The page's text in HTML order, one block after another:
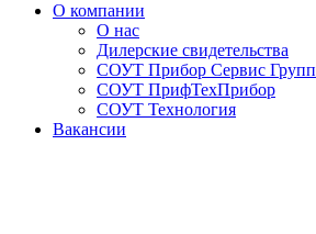
О компании
О нас
Дилерские свидетельства
СОУТ Прибор Сервис Групп
СОУТ ПрифТехПрибор
СОУТ Технология
Вакансии